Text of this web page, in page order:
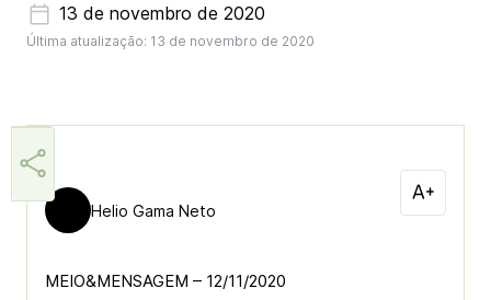
13 de novembro de 2020
Última atualização: 13 de novembro de 2020
Helio Gama Neto
MEIO&MENSAGEM – 12/11/2020